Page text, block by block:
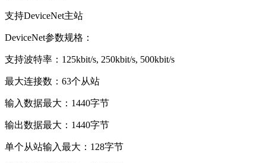
支持DeviceNet主站
DeviceNet参数规格：
支持波特率：125kbit/s, 250kbit/s, 500kbit/s
最大连接数：63个从站
输入数据最大：1440字节
输出数据最大：1440字节
单个从站输入最大：128字节